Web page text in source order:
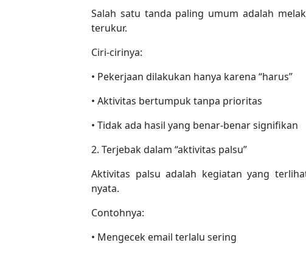
Salah satu tanda paling umum adalah
terukur.
Ciri-cirinya:
• Pekerjaan dilakukan hanya karena “harus”
• Aktivitas bertumpuk tanpa prioritas
• Tidak ada hasil yang benar-benar signifikan
2. Terjebak dalam “aktivitas palsu”
Aktivitas palsu adalah kegiatan yang
nyata.
Contohnya:
• Mengecek email terlalu sering